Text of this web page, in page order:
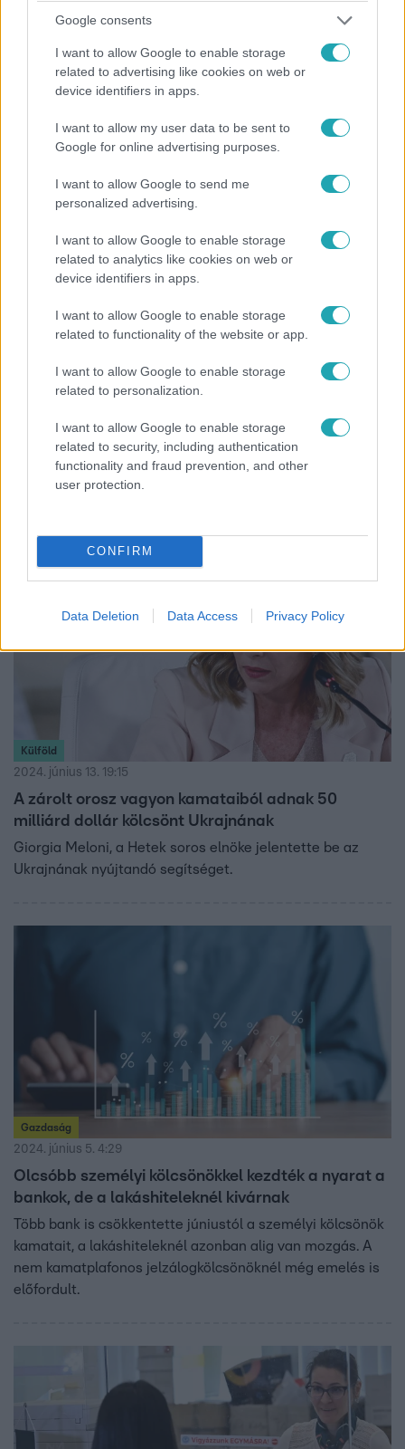
Google consents
I want to allow Google to enable storage
related to advertising like cookies on web or
device identifiers in apps.
I want to allow my user data to be sent to
Google for online advertising purposes.
I want to allow Google to send me
personalized advertising.
I want to allow Google to enable storage
related to analytics like cookies on web or
device identifiers in apps.
I want to allow Google to enable storage
related to functionality of the website or app.
I want to allow Google to enable storage
related to personalization.
I want to allow Google to enable storage
related to security, including authentication
functionality and fraud prevention, and other
user protection.
CONFIRM
Data Deletion Data Access Privacy Policy
eredetileg még 2022-től ideiglenesen bevezetett, majd
jelzáloghitelek kamatait tartja alacsonyan.
Gazdaság
2024. június 20. 11:52
Véglegessé tették a kamatjövedelmek
extraadóját
ideiglenesen kivetett plusz 13 százalékos szociális
hozzájárulási adót. A jelenleg is alkalmazott szabályokon
nem változtattak, de augusztustól ezt már nem
a befektetési jegyek hozama után is.
Külföld
2024. június 13. 19:15
A zárolt orosz vagyon kamataiból adnak 50
milliárd dollár kölcsönt Ukrajnának
Giorgia Meloni, a Hetek soros elnöke jelentette be az
Ukrajnának nyújtandó segítséget.
Gazdaság
2024. június 5. 4:29
Olcsóbb személyi kölcsönökkel kezdték a nyarat a
bankok, de a lakáshiteleknél kivárnak
Több bank is csökkentette júniustól a személyi kölcsönök
kamatait, a lakáshiteleknél azonban alig van mozgás. A
nem kamatplafonos jelzálogkölcsönöknél még emelés is
előfordult.